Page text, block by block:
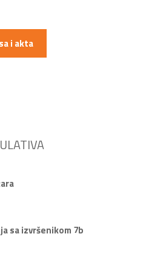
i akta
sa izvršenikom 7b